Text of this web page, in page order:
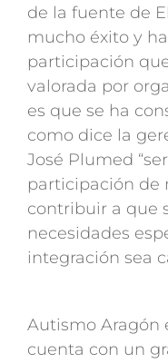
de la fuente de
mucho éxito y
participación
valorada por
es que se ha
como dice la
José Plumed
participación de
contribuir a que
necesidades
integración sea
Autismo Aragón
cuenta con un